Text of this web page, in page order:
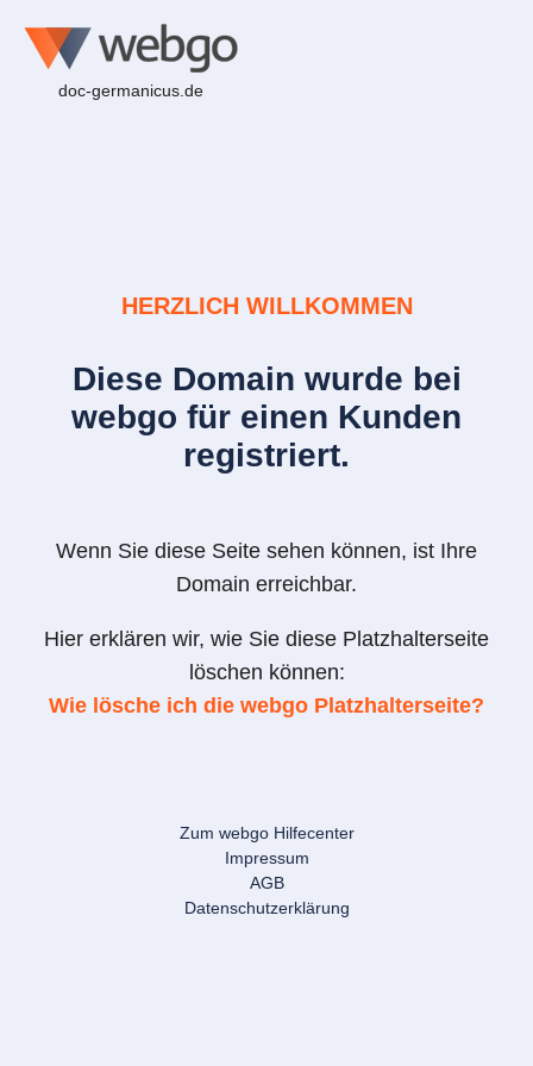
doc-germanicus.de
HERZLICH WILLKOMMEN
Diese Domain wurde bei
webgo für einen Kunden
registriert.
Wenn Sie diese Seite sehen können, ist Ihre
Domain erreichbar.
Hier erklären wir, wie Sie diese Platzhalterseite
löschen können:
Wie lösche ich die webgo Platzhalterseite?
Zum webgo Hilfecenter
Impressum
AGB
Datenschutzerklärung